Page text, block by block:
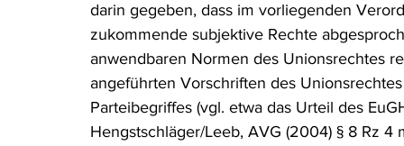
darin gegeben, dass im vorliegenden
zukommende subjektive Rechte
anwendbaren Normen des Unionsrechtes
angeführten Vorschriften des
Parteibegriffes (vgl. etwa das Urteil des
Hengstschläger/Leeb, AVG (2004) § 8 Rz